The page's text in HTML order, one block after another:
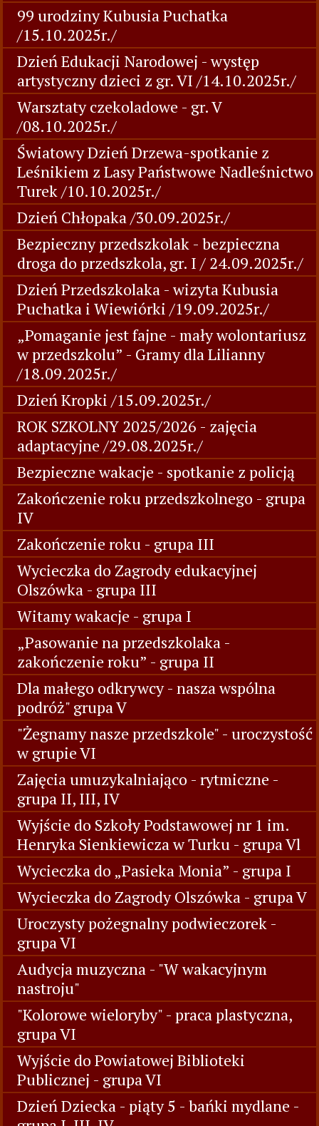
99 urodziny Kubusia Puchatka
/15.10.2025r./
Dzień Edukacji Narodowej - występ
artystyczny dzieci z gr. VI /14.10.2025r./
Warsztaty czekoladowe - gr. V
/08.10.2025r./
Światowy Dzień Drzewa-spotkanie z
Leśnikiem z Lasy Państwowe Nadleśnictwo
Turek /10.10.2025r./
Dzień Chłopaka /30.09.2025r./
Bezpieczny przedszkolak - bezpieczna
droga do przedszkola, gr. I / 24.09.2025r./
Dzień Przedszkolaka - wizyta Kubusia
Puchatka i Wiewiórki /19.09.2025r./
„Pomaganie jest fajne - mały wolontariusz
w przedszkolu” - Gramy dla Lilianny
/18.09.2025r./
Dzień Kropki /15.09.2025r./
ROK SZKOLNY 2025/2026 - zajęcia
adaptacyjne /29.08.2025r./
Bezpieczne wakacje - spotkanie z policją
Zakończenie roku przedszkolnego - grupa
IV
Zakończenie roku - grupa III
Wycieczka do Zagrody edukacyjnej
Olszówka - grupa III
Witamy wakacje - grupa I
„Pasowanie na przedszkolaka -
zakończenie roku” - grupa II
Dla małego odkrywcy - nasza wspólna
podróż" grupa V
"Żegnamy nasze przedszkole" - uroczystość
w grupie VI
Zajęcia umuzykalniająco - rytmiczne -
grupa II, III, IV
Wyjście do Szkoły Podstawowej nr 1 im.
Henryka Sienkiewicza w Turku - grupa Vl
Wycieczka do „Pasieka Monia” - grupa I
Wycieczka do Zagrody Olszówka - grupa V
Uroczysty pożegnalny podwieczorek -
grupa VI
Audycja muzyczna - "W wakacyjnym
nastroju"
"Kolorowe wieloryby" - praca plastyczna,
grupa VI
Wyjście do Powiatowej Biblioteki
Publicznej - grupa VI
Dzień Dziecka - piąty 5 - bańki mydlane -